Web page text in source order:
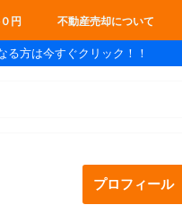
円 不動産売却について
方は今すぐクリック！！
プロフィール